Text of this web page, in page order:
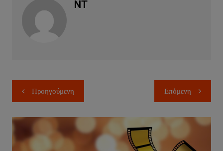
NT
Πλοήγηση
άρθρων
Προηγούμενη Επόμενη